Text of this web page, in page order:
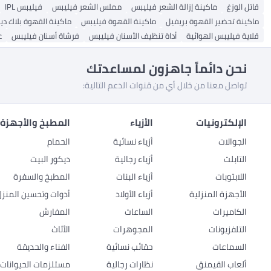
قاتل الوزغ ماكينة إزالة الشعر فيليبس مملس الشعر فيليبس فيليبس IPL
ماكينة تحضير القهوة بريفيل
ماكينة القهوة فيليبس ماكينة القهوة بلاك
قلاية فيليبس الهوائية
أداة تنظيف الأسنان فيليبس فرشاة أسنان فيليبس
نحن دائماً جاهزون لمساعدتك
تواصل معنا من خلال أي من قنوات الدعم التالية:
الإلكترونيات
الجوالات
التابلت
اللابتوبات
الأجهزة المنزلية
الكاميرات
التلفزيونات
السماعات
ألعاب القيمنق
الأزياء
أزياء نسائية
أزياء رجالية
أزياء البنات
أزياء الأولاد
الساعات
المجوهرات
حقائب نسائية
نظارات رجالية
المطبخ
الحمام
ديكور البيت
المطبخ والسفرة
أدوات وتحسين
المفارش
الأثاث
الفناء والحديقة
مستلزمات الحيوانات